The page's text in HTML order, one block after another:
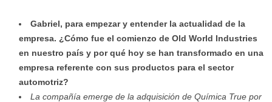
Gabriel, para empezar y entender la actualidad de la
empresa. ¿Cómo fue el comienzo de Old World Industries
en nuestro país y por qué hoy se han transformado en una
empresa referente con sus productos para el sector
automotriz?
La compañía emerge de la adquisición de Química True por